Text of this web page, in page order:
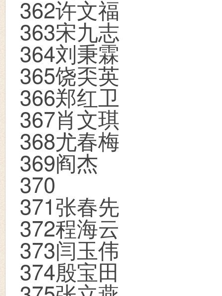
362许文福
363宋九志
364刘秉霖
365饶奀英
366郑红卫
367肖文琪
368尤春梅
369阎杰
370
371张春先
372程海云
373闫玉伟
374殷宝田